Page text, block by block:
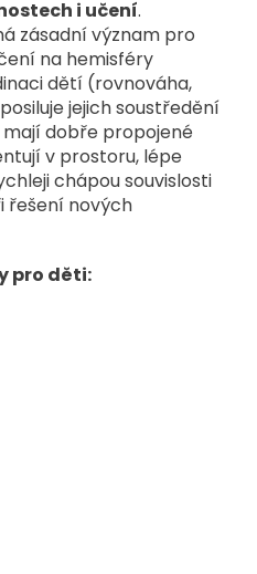
i učení.
zásadní význam pro
na hemisféry
dětí (rovnováha,
jejich soustředění
dobře propojené
v prostoru, lépe
chápou souvislosti
řešení nových
pro děti: